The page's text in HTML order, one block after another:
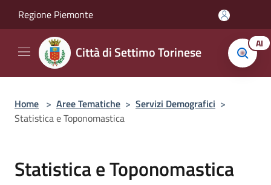
Regione Piemonte
Città di Settimo Torinese AI
Home > Aree Tematiche > Servizi Demografici >
Statistica e Toponomastica
Statistica e Toponomastica